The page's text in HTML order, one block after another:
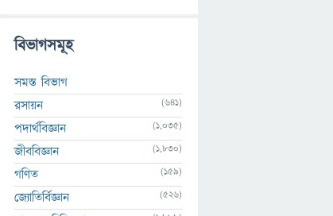
বিভাগসমূহ
সমস্ত বিভাগ
রসায়ন
(641)
পদার্থবিজ্ঞান (1,035)
জীববিজ্ঞান (1,830)
গণিত (159)
জ্যোতির্বিজ্ঞান (526)